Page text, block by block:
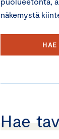
näkemystä
Hae